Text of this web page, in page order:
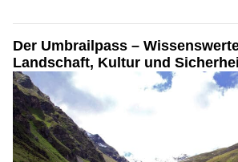
Der Umbrailpass –
Landschaft, Kultur und